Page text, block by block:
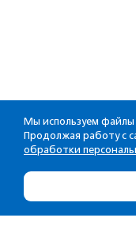
Мы используем файлы
Продолжая работу с
обработки